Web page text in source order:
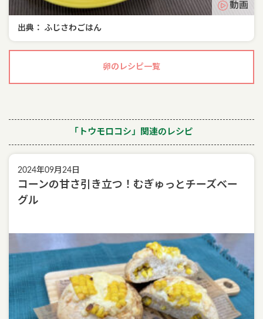
動画
出典： ふじさわごはん
卵のレシピ一覧
「トウモロコシ」関連のレシピ
2024年09月24日
コーンの甘さ引き立つ！むぎゅっとチーズベー
グル